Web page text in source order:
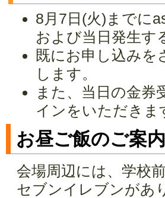
8月7日(火)までに
および当日発生す
既にお申し込みを
します。
また、当日の金券
インをいただきま
お昼ご飯のご案内
会場周辺には、学校
セブンイレブンがあ